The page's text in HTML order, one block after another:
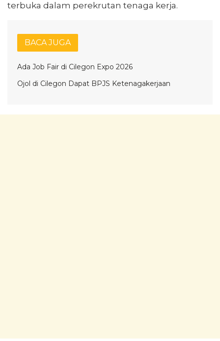
terbuka dalam perekrutan tenaga kerja.
BACA JUGA
Ada Job Fair di Cilegon Expo 2026
Ojol di Cilegon Dapat BPJS Ketenagakerjaan